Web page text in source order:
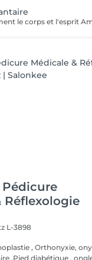
Pédicure
Réflexologie
L-3898
, Orthonyxie,
,Pied diabétique ,